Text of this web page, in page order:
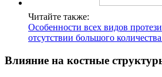
Читайте также:
Особенности всех видов
отсутствии большого
Влияние на костные